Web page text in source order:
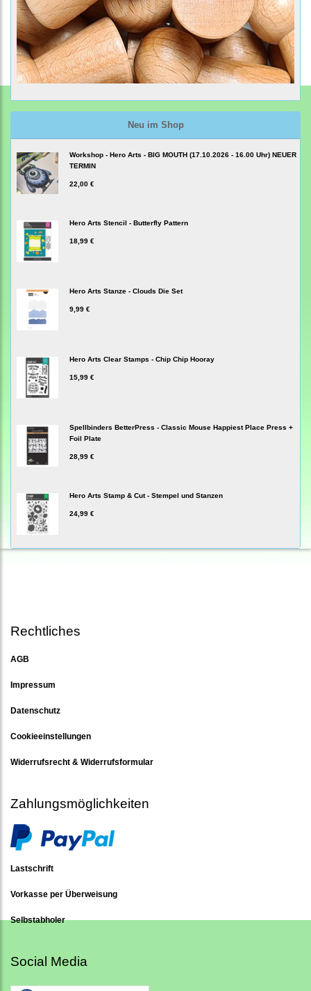
Neu im Shop
Workshop - Hero Arts - BIG MOUTH (17.10.2026 - 16.00 Uhr) NEUER
TERMIN
22,00 €
Hero Arts Stencil - Butterfly Pattern
18,99 €
Hero Arts Stanze - Clouds Die Set
9,99 €
Hero Arts Clear Stamps - Chip Chip Hooray
15,99 €
Spellbinders BetterPress - Classic Mouse Happiest Place Press +
Foil Plate
28,99 €
Hero Arts Stamp & Cut - Stempel und Stanzen
24,99 €
Rechtliches
AGB
Impressum
Datenschutz
Cookieeinstellungen
Widerrufsrecht & Widerrufsformular
Zahlungsmöglichkeiten
Lastschrift
Vorkasse per Überweisung
Selbstabholer
Social Media